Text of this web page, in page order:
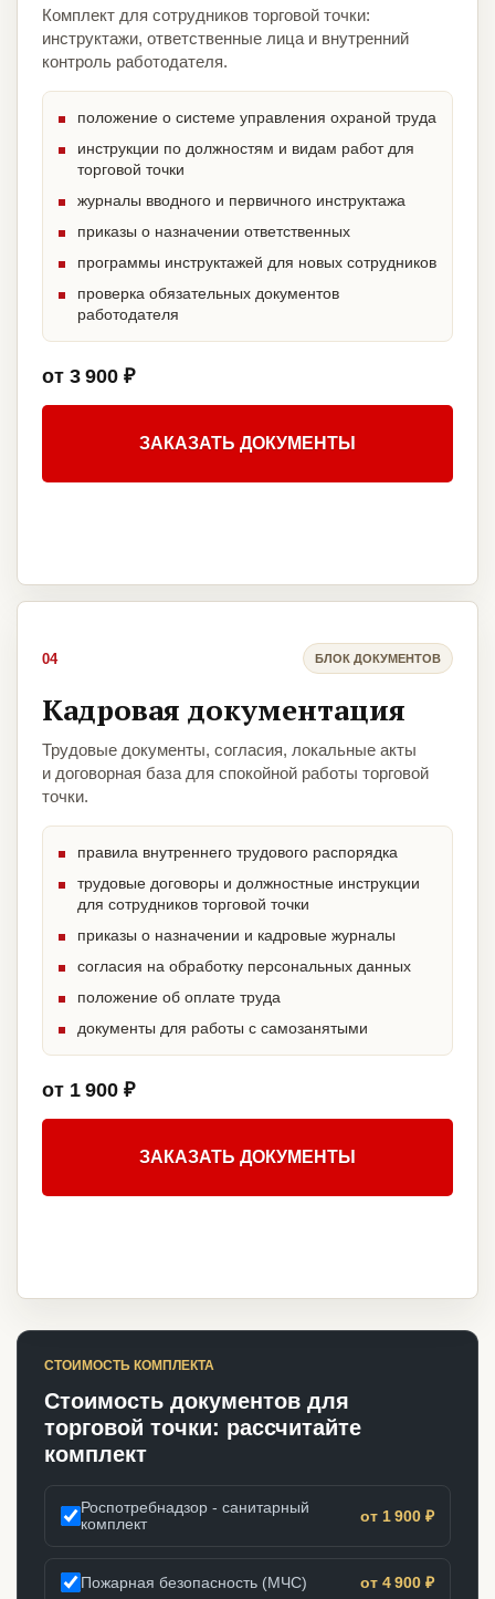
Комплект для сотрудников торговой точки:
инструктажи, ответственные лица и внутренний
контроль работодателя.
положение о системе управления охраной труда
инструкции по должностям и видам работ для
торговой точки
журналы вводного и первичного инструктажа
приказы о назначении ответственных
программы инструктажей для новых сотрудников
проверка обязательных документов
работодателя
от 3 900 ₽
ЗАКАЗАТЬ ДОКУМЕНТЫ
04 БЛОК ДОКУМЕНТОВ
Кадровая документация
Трудовые документы, согласия, локальные акты
и договорная база для спокойной работы торговой
точки.
правила внутреннего трудового распорядка
трудовые договоры и должностные инструкции
для сотрудников торговой точки
приказы о назначении и кадровые журналы
согласия на обработку персональных данных
положение об оплате труда
документы для работы с самозанятыми
от 1 900 ₽
ЗАКАЗАТЬ ДОКУМЕНТЫ
СТОИМОСТЬ КОМПЛЕКТА
Стоимость документов для
торговой точки: рассчитайте
комплект
Роспотребнадзор - санитарный
комплект
от 1 900 ₽
Пожарная безопасность (МЧС) от 4 900 ₽